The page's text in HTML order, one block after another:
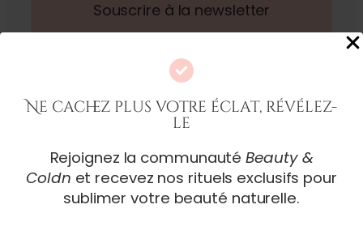
Ne cachez plus votre éclat, révélez-
le
Rejoignez la communautéBeauty &
Coldn et recevez nos rituels exclusifs pour
sublimer votre beauté naturelle.